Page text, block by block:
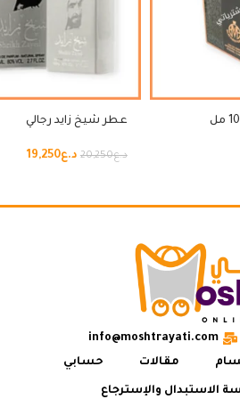
عطر شيخ زايد رجالي
د.ع20,250 د.ع19,250
info@moshtrayati.com
مقالات حسابي
الاستبدال والإسترجاع